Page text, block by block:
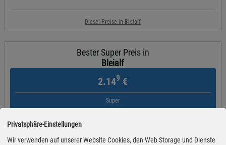
Diesel Preise in Bleialf
Bester Super Preis in
Bleialf
2.149 €
Super
Kölner Straße 40
54576 Hillesheim
Privatsphäre-Einstellungen
Wir verwenden auf unserer Website Cookies, den Web Storage und Dienste